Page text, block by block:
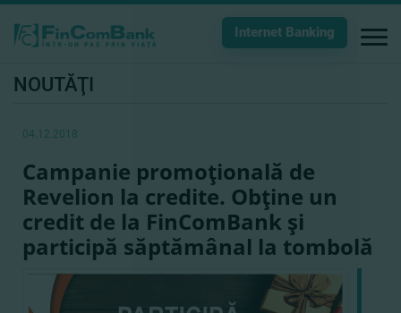
Internet Banking
NOUTĂŢI
04.12.2018
Campanie promoţională de
Revelion la credite. Obţine un
credit de la FinComBank şi
participă săptămânal la tombolă